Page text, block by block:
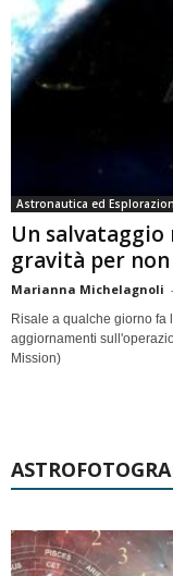
Astronautica ed
Un salvataggio
gravità per
Marianna Michelagnoli -
Risale a qualche giorno fa
aggiornamenti
Mission)